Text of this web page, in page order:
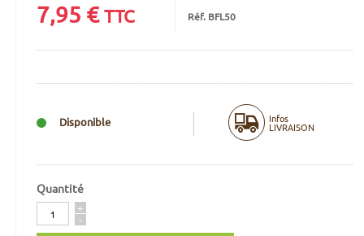
7,95 € TTC Réf. BFL50
Disponible Infos
LIVRAISON
Quantité
Quantité
+
-